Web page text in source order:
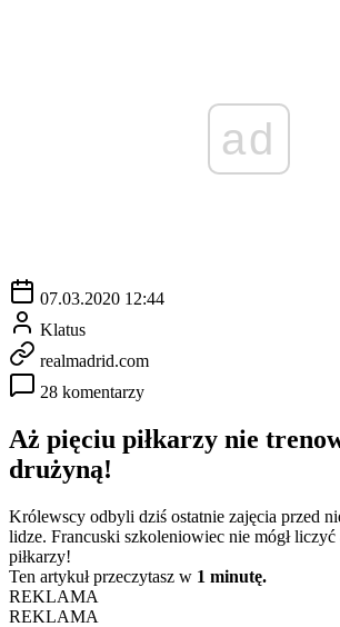
ad
07.03.2020 12:44
Klatus
realmadrid.com
28 komentarzy
Aż pięciu piłkarzy nie
drużyną!
Królewscy odbyli dziś ostatnie zajęcia przed
lidze. Francuski szkoleniowiec nie mógł liczyć
piłkarzy!
Ten artykuł przeczytasz w 1 minutę.
REKLAMA
REKLAMA